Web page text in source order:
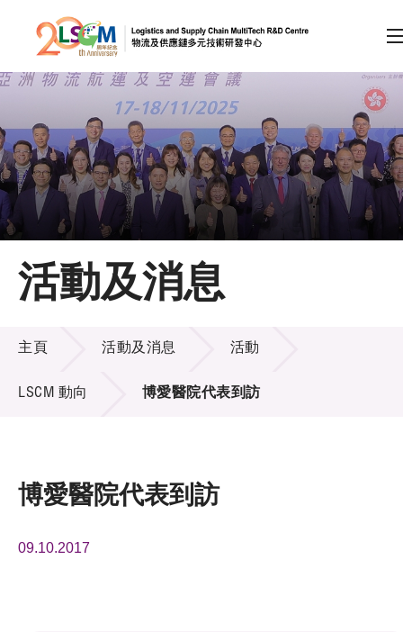
跳到內容（按回車鍵）
會員登入
A A EN 繁 简
主頁
關於LSCM
技術商品化
項目及資助計劃
活動及消息
活動及消息
活動及消息
主頁 活動及消息 活動
LSCM 動向 博愛醫院代表到訪
博愛醫院代表到訪
09.10.2017